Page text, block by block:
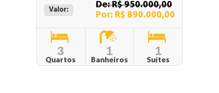
Valor:
De: R$ 950.000,00
Por: R$ 890.000,00
3
Quartos
1
Banheiros
1
Suítes